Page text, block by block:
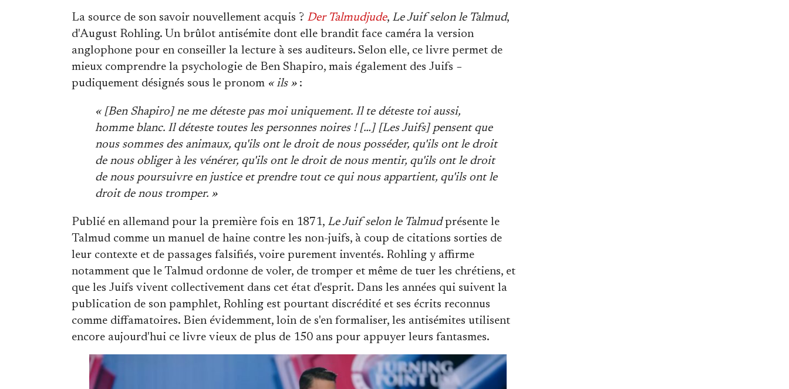
La source de son savoir nouvellement acquis ? Der Talmudjude, Le Juif selon le Talmud,
d'August Rohling. Un brûlot antisémite dont elle brandit face caméra la version
anglophone pour en conseiller la lecture à ses auditeurs. Selon elle, ce livre permet de
mieux comprendre la psychologie de Ben Shapiro, mais également des Juifs −
pudiquement désignés sous le pronom « ils »:
« [Ben Shapiro] ne me déteste pas moi uniquement. Il te déteste toi aussi,
homme blanc. Il déteste toutes les personnes noires ! […] [Les Juifs] pensent que
nous sommes des animaux, qu'ils ont le droit de nous posséder, qu'ils ont le droit
de nous obliger à les vénérer, qu'ils ont le droit de nous mentir, qu'ils ont le droit
de nous poursuivre en justice et prendre tout ce qui nous appartient, qu'ils ont le
droit de nous tromper. »
Publié en allemand pour la première fois en 1871, Le Juif selon le Talmudprésente le
Talmud comme un manuel de haine contre les non-juifs, à coup de citations sorties de
leur contexte et de passages falsifiés, voire purement inventés. Rohling y affirme
notamment que le Talmud ordonne de voler, de tromper et même de tuer les chrétiens, et
que les Juifs vivent collectivement dans cet état d'esprit. Dans les années qui suivent la
publication de son pamphlet, Rohling est pourtant discrédité et ses écrits reconnus
comme diffamatoires. Bien évidemment, loin de s'en formaliser, les antisémites utilisent
encore aujourd'hui ce livre vieux de plus de 150 ans pour appuyer leurs fantasmes.